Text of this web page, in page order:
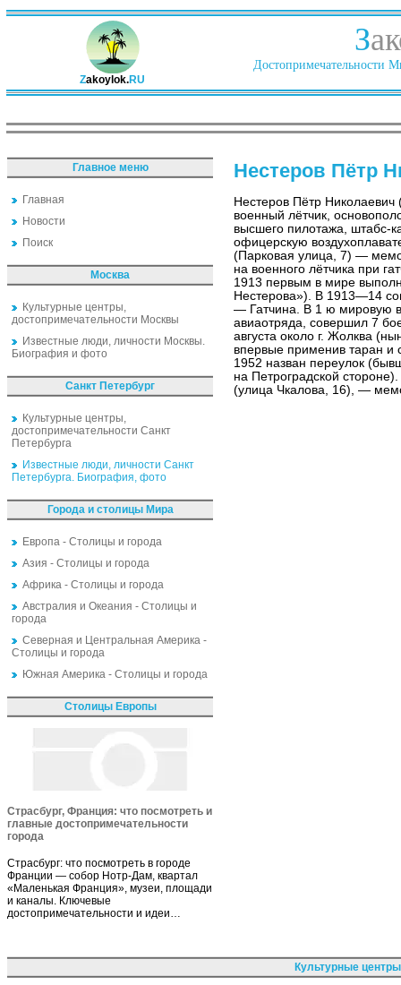
Zakoylok.RU
З
Достопримечательности
Главное меню
Главная
Новости
Поиск
Москва
Культурные центры,
достопримечательности Москвы
Известные люди, личности Москвы.
Биография и фото
Санкт Петербург
Культурные центры,
достопримечательности Санкт
Петербурга
Известные люди, личности Санкт
Петербурга. Биография, фото
Города и столицы Мира
Европа - Столицы и города
Азия - Столицы и города
Африка - Столицы и города
Австралия и Океания - Столицы и
города
Северная и Центральная Америка -
Столицы и города
Южная Америка - Столицы и города
Столицы Европы
Страсбург, Франция: что посмотреть и
главные достопримечательности
города
Страсбург: что посмотреть в городе
Франции — собор Нотр-Дам, квартал
«Маленькая Франция», музеи, площади
и каналы. Ключевые
достопримечательности и идеи…
Нестеров Пётр
Нестеров Пётр
военный лётчик,
высшего пилотажа, штабс-
офицерскую
(Парковая улица, 7) —
на военного лётчика при
1913 первым в мире
Нестерова»). В 1913—14
— Гатчина. В 1 ю мировую
авиаотряда, совершил 7
августа около г. Жолква
впервые применив таран и
1952 назван переулок
на Петроградской
(улица Чкалова, 16), —
Культурные